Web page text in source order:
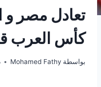
كأس العرب قطر
بواسطة Mohamed Fathy